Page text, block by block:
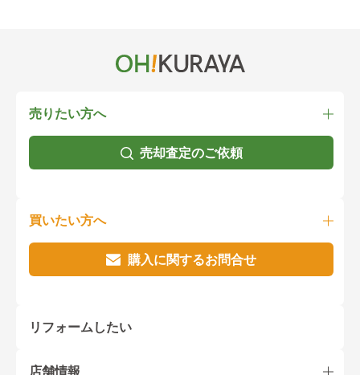
売りたい方へ
売却査定のご依頼
買いたい方へ
購入に関するお問合せ
リフォームしたい
店舗情報